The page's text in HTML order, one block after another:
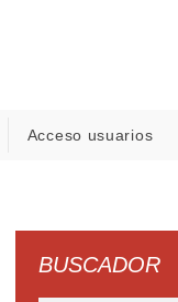
Acceso usuarios
BUSCADOR